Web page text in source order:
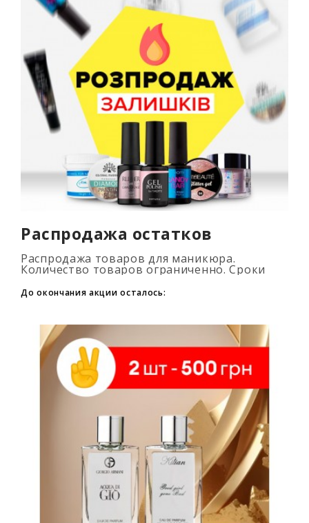
Распродажа остатков
Распродажа товаров для маникюра.
Количество товаров ограниченно. Сроки
промоакции смотри на таймере...
До окончания акции осталось: